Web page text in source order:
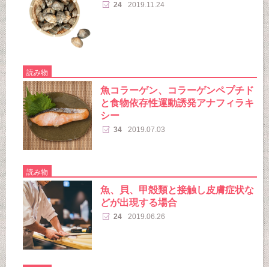
24 2019.11.24
読み物
魚コラーゲン、コラーゲンペプチド
と食物依存性運動誘発アナフィラキ
シー
34 2019.07.03
読み物
魚、貝、甲殻類と接触し皮膚症状な
どが出現する場合
24 2019.06.26